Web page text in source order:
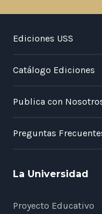
Ediciones USS
Catálogo Ediciones
Publica con
Preguntas
La Universidad
Proyecto Educativo